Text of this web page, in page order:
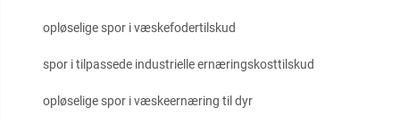
opløselige spor i væskefodertilskud
spor i tilpassede industrielle ernæringskosttilskud
opløselige spor i væskeernæring til dyr